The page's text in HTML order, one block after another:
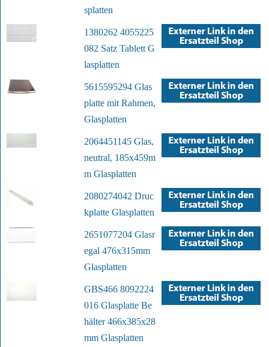
splatten
1380262 4055225
082 Satz Tablett G
lasplatten
5615595294 Glas
platte mit Rahmen,
Glasplatten
2064451145 Glas,
neutral, 185x459m
m Glasplatten
2080274042 Druc
kplatte Glasplatten
2651077204 Glasr
egal 476x315mm
Glasplatten
GBS466 8092224
016 Glasplatte Be
hälter 466x385x28
mm Glasplatten